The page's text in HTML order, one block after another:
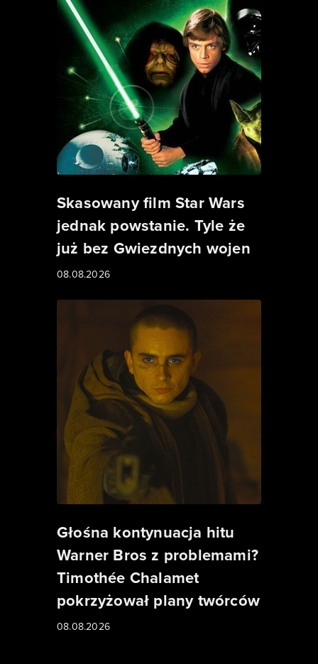
Skasowany film Star Wars
jednak powstanie. Tyle że
już bez Gwiezdnych wojen
08.08.2026
Głośna kontynuacja hitu
Warner Bros z problemami?
Timothée Chalamet
pokrzyżował plany twórców
08.08.2026